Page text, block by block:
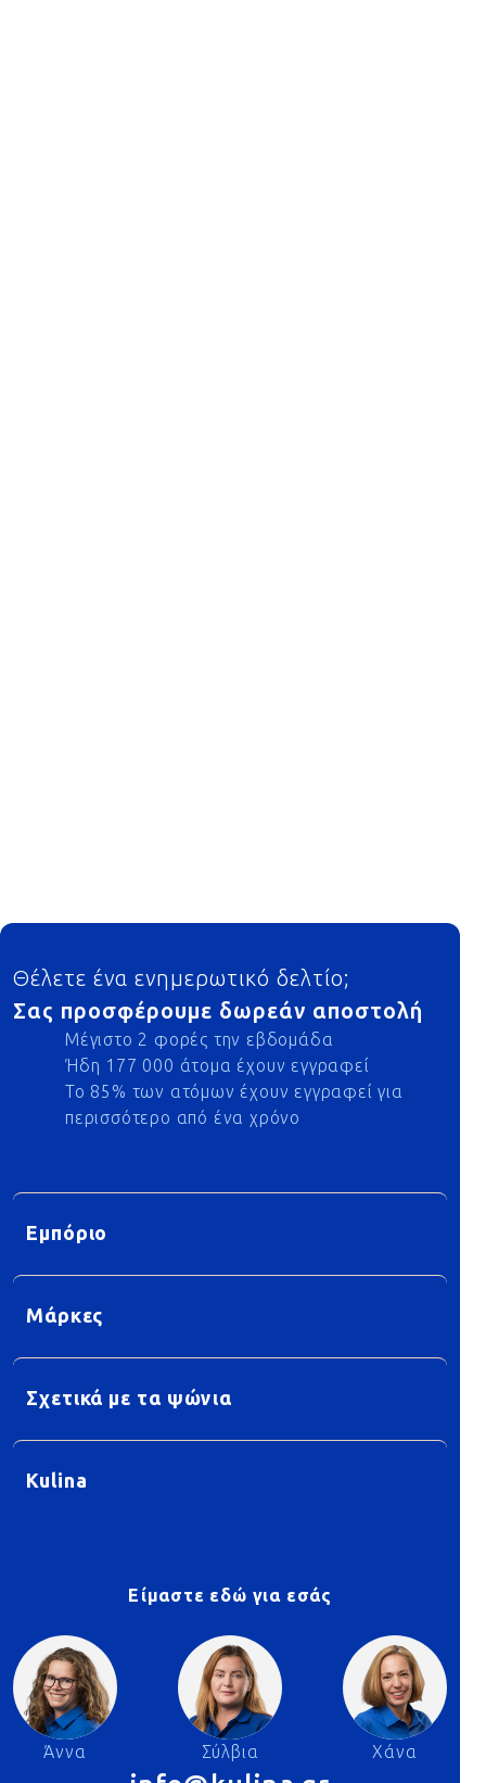
Footer
Θέλετε ένα ενημερωτικό δελτίο;
Σας προσφέρουμε δωρεάν αποστολή
Μέγιστο 2 φορές την εβδομάδα
Ήδη 177 000 άτομα έχουν εγγραφεί
Το 85% των ατόμων έχουν εγγραφεί για
περισσότερο από ένα χρόνο
Εμπόριο
Μάρκες
Σχετικά με τα ψώνια
Kulina
Είμαστε εδώ για εσάς
Άννα Σύλβια Χάνα